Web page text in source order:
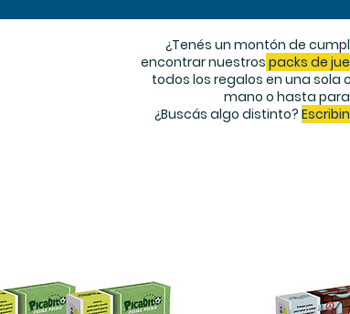
¿Tenés un montón de
encontrar nuestros packs de
todos los regalos en una sola
mano o hasta
¿Buscás algo distinto?